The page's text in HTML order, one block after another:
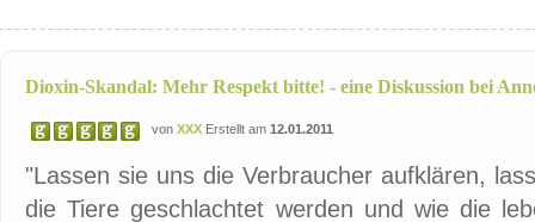
Dioxin-Skandal: Mehr Respekt bitte! - eine Diskussion bei
von XXX Erstellt am 12.01.2011
"Lassen sie uns die Verbraucher aufklären,
die Tiere geschlachtet werden und wie die